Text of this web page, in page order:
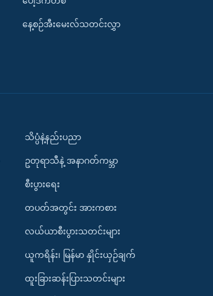
နေ့စဉ်အီးမေးလ်သတင်းလွှာ
သိပ္ပံနဲ့နည်းပညာ
ဥတုရာသီနဲ့ အနာဂတ်ကမ္ဘာ
စီးပွားရေး
တပတ်အတွင်း အားကစား
လယ်ယာစီးပွားသတင်းများ
ယူကရိန်း၊ မြန်မာ နှိုင်းယှဉ်ချက်
ထူးခြားဆန်းပြားသတင်းများ